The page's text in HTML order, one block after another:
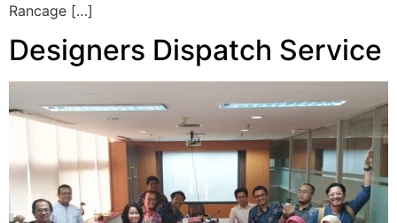
Rancage […]
Designers Dispatch Service